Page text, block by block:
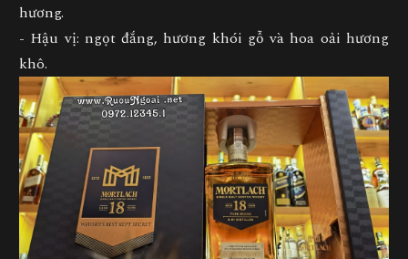
hương.
- Hậu vị: ngọt đắng, hương khói gỗ và hoa oải hương
khô.